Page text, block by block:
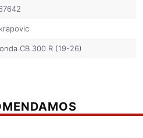
CB 300 R (19-26)